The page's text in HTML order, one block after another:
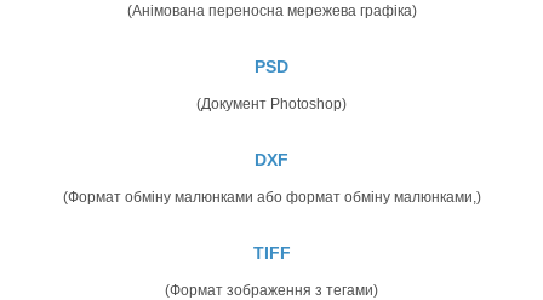
(Анімована переносна мережева графіка)
PSD
(Документ Photoshop)
DXF
(Формат обміну малюнками або формат обміну малюнками,)
TIFF
(Формат зображення з тегами)